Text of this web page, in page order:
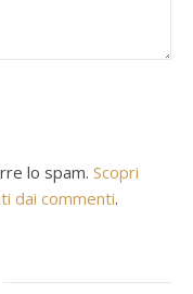
lo spam. Scopri
dai commenti.